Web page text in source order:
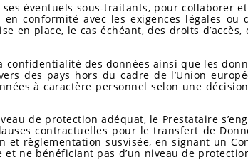
éventuels sous-traitants, pour collaborer
conformité avec les exigences légales ou
en place, le cas échéant, des droits
des données ainsi que les
des pays hors du cadre de l’Union
à caractère personnel selon une
de protection adéquat, le Prestataire
contractuelles pour le transfert de
règlementation susvisée, en signant un
ne bénéficiant pas d’un niveau de